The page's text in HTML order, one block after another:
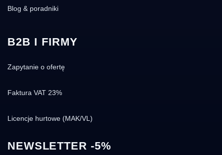
Blog & poradniki
B2B I FIRMY
Zapytanie o ofertę
Faktura VAT 23%
Licencje hurtowe (MAK/VL)
NEWSLETTER -5%